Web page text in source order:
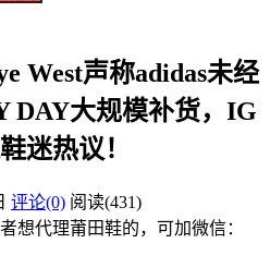
West声称adidas未经
DAY大规模补货，IG
迷热议！
评论(0) 阅读(431)
想代理莆田鞋的，可加微信：